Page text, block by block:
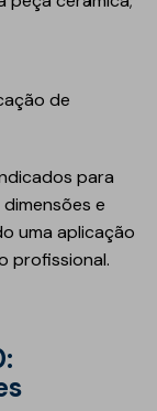
de
para
e
uma aplicação
profissional.